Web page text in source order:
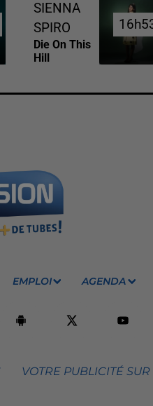
SIENNA
SPIRO
Die On This
Hill
EMPLOI AGENDA
VOTRE PUBLICITÉ